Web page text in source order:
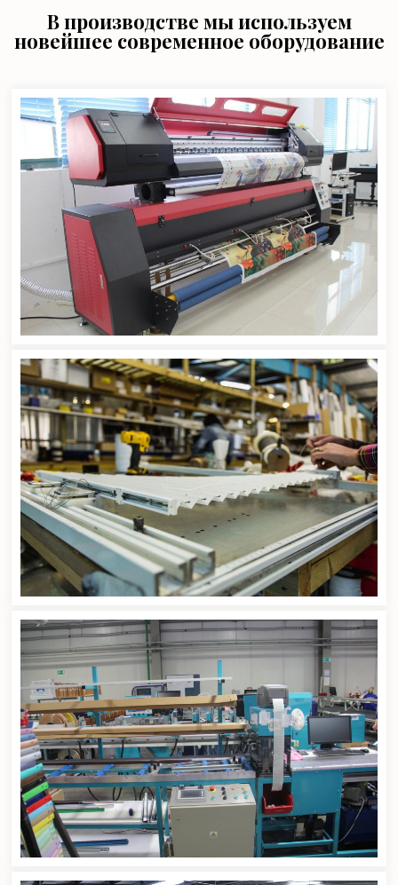
В производстве мы используем
новейшее современное оборудование